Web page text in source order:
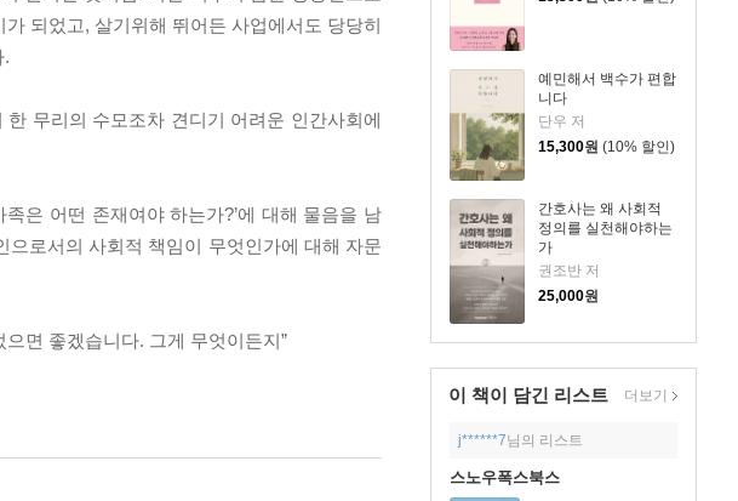
예민해서 백수가 편합
니다
단우 저
15,300원 (10% 할인)
간호사는 왜 사회적
정의를 실천해야하는
가
권조반 저
25,000원
이 책이 담긴 리스트 더보기
j******7님의 리스트
스노우폭스북스
되었고, 살기위해 뛰어든 사업에서도 당당히
.
무리의 수모조차 견디기 어려운 인간사회에
은 어떤 존재여야 하는가?’에 대해 물음을 남
으로서의 사회적 책임이 무엇인가에 대해 자문
면 좋겠습니다. 그게 무엇이든지”